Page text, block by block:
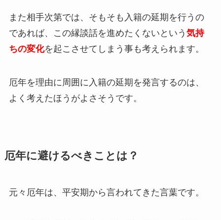
また相手次第では、そもそも入籍の延期を行うの
であれば、この縁談話を進めたくないという 気持
ちの変化を起こさせてしまう事も考えられます。
厄年を理由に周囲に入籍の延期を発言するのは、
よく考えたほうがよさそうです。
厄年に避けるべきことは？
元々厄年は、平安期から言われてきた言葉です。